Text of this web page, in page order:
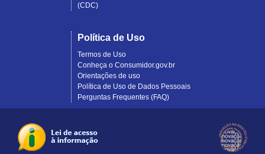
(CDC)
Política de Uso
Termos de Uso
Conheça o Consumidor.gov.br
Orientações de uso
Política de Uso de Dados Pessoais
Perguntas Frequentes (FAQ)